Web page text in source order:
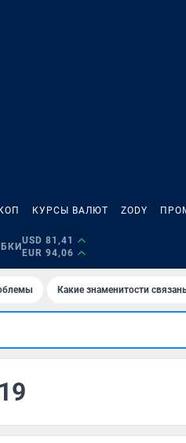
КУРСЫ ВАЛЮТ ZODY
USD 81,41
EUR 94,06
Какие знаменитости